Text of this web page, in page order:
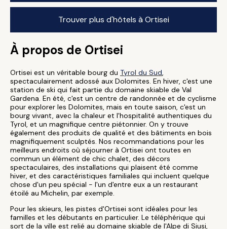
Trouver plus d'hôtels à Ortisei
À propos de Ortisei
Ortisei est un véritable bourg du Tyrol du Sud,
spectaculairement adossé aux Dolomites. En hiver, c'est une
station de ski qui fait partie du domaine skiable de Val
Gardena. En été, c'est un centre de randonnée et de cyclisme
pour explorer les Dolomites, mais en toute saison, c'est un
bourg vivant, avec la chaleur et l'hospitalité authentiques du
Tyrol, et un magnifique centre piétonnier. On y trouve
également des produits de qualité et des bâtiments en bois
magnifiquement sculptés. Nos recommandations pour les
meilleurs endroits où séjourner à Ortisei ont toutes en
commun un élément de chic chalet, des décors
spectaculaires, des installations qui plaisent été comme
hiver, et des caractéristiques familiales qui incluent quelque
chose d'un peu spécial - l'un d'entre eux a un restaurant
étoilé au Michelin, par exemple.
Pour les skieurs, les pistes d'Ortisei sont idéales pour les
familles et les débutants en particulier. Le téléphérique qui
sort de la ville est relié au domaine skiable de l'Alpe di Siusi,